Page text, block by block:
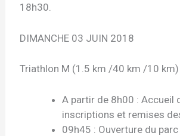
18h30.
DIMANCHE 03 JUIN 2018
Triathlon M (1.5 km /40 km /10 km)
A partir de 8h00 : Accueil
inscriptions et remises
09h45 : Ouverture du